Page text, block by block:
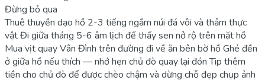
Đừng bỏ qua
Thuê thuyền dạo hồ 2-3 tiếng ngắm núi đá vôi và thảm thực
vậtĐi giữa tháng 5-6 âm lịch để thấy sen nở rộ trên mặt hồ
Mua vịt quay Vân Đình trên đường đi về ăn bên bờ hồGhé đền
ở giữa hồ nếu thích — nhớ hẹn chủ đò quay lại đón Tip thêm
tiền cho chủ đò để được chèo chậm và dừng chỗ đẹp chụp ảnh